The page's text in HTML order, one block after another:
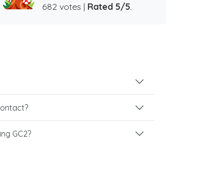
682 votes | Rated 5/5.
GC2?